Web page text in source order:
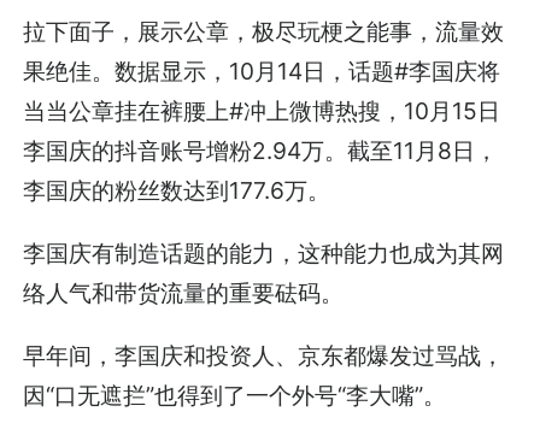
拉下面子，展示公章，极尽玩梗之能事，流量效
果绝佳。数据显示，10月14日，话题#李国庆将
当当公章挂在裤腰上#冲上微博热搜，10月15日
李国庆的抖音账号增粉2.94万。截至11月8日，
李国庆的粉丝数达到177.6万。
李国庆有制造话题的能力，这种能力也成为其网
络人气和带货流量的重要砝码。
早年间，李国庆和投资人、京东都爆发过骂战，
因“口无遮拦”也得到了一个外号“李大嘴”。